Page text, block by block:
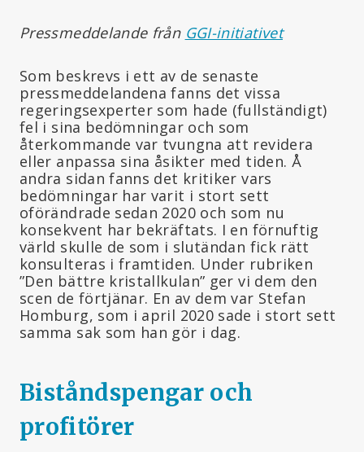
Pressmeddelande från GGI-initiativet
Som beskrevs i ett av de senaste
pressmeddelandena fanns det vissa
regeringsexperter som hade (fullständigt)
fel i sina bedömningar och som
återkommande var tvungna att revidera
eller anpassa sina åsikter med tiden. Å
andra sidan fanns det kritiker vars
bedömningar har varit i stort sett
oförändrade sedan 2020 och som nu
konsekvent har bekräftats. I en förnuftig
värld skulle de som i slutändan fick rätt
konsulteras i framtiden. Under rubriken
”Den bättre kristallkulan” ger vi dem den
scen de förtjänar. En av dem var Stefan
Homburg, som i april 2020 sade i stort sett
samma sak som han gör i dag.
Biståndspengar och
profitörer